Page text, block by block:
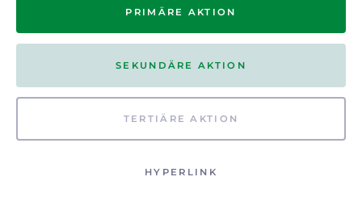
PRIMÄRE AKTION
SEKUNDÄRE AKTION
TERTIÄRE AKTION
HYPERLINK